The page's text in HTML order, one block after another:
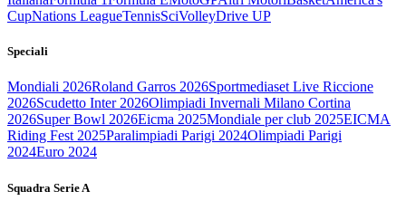
CupNations LeagueTennisSciVolleyDrive UP
Speciali
Mondiali 2026Roland Garros 2026Sportmediaset Live Riccione
2026Scudetto Inter 2026Olimpiadi Invernali Milano Cortina
2026Super Bowl 2026Eicma 2025Mondiale per club 2025EICMA
Riding Fest 2025Paralimpiadi Parigi 2024Olimpiadi Parigi
2024Euro 2024
Squadra Serie A